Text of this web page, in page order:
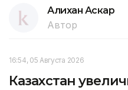
Алихан Аскар
Автор
16:54, 05 Августа 2026
Казахстан